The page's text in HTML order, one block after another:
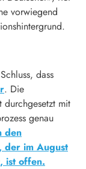
vorwiegend
dass
. Die
durchgesetzt mit
genau
den
der im August
ist offen.